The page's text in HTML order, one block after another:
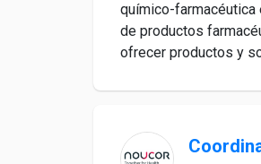
químico-farmacéutica
de productos
ofrecer productos y